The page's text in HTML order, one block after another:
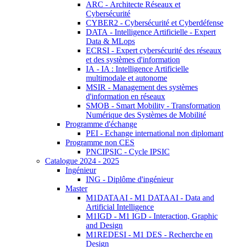
ARC - Architecte Réseaux et
Cybersécurité
CYBER2 - Cybersécurité et Cyberdéfense
DATA - Intelligence Artificielle - Expert
Data & MLops
ECRSI - Expert cybersécurité des réseaux
et des systèmes d'information
IA - IA : Intelligence Artificielle
multimodale et autonome
MSIR - Management des systèmes
d'information en réseaux
SMOB - Smart Mobility - Transformation
Numérique des Systèmes de Mobilité
Programme d'échange
PEI - Echange international non diplomant
Programme non CES
PNCIPSIC - Cycle IPSIC
Catalogue 2024 - 2025
Ingénieur
ING - Diplôme d'ingénieur
Master
M1DATAAI - M1 DATAAI - Data and
Artificial Intelligence
M1IGD - M1 IGD - Interaction, Graphic
and Design
M1REDESI - M1 DES - Recherche en
Design